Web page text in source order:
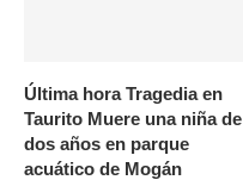
Última hora Tragedia en
Taurito Muere una niña de
dos años en parque
acuático de Mogán